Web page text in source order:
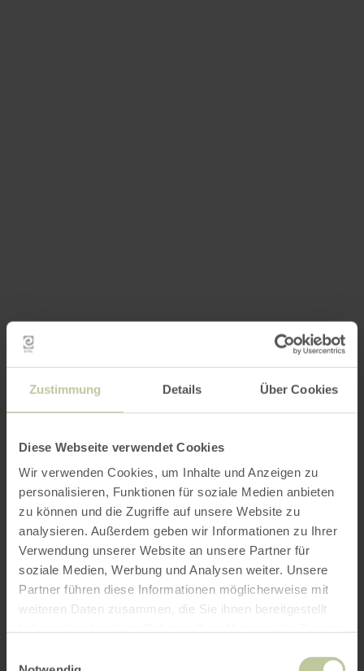
Zustimmung Details Über Cookies
Diese Webseite verwendet Cookies
Wir verwenden Cookies, um Inhalte und Anzeigen zu
personalisieren, Funktionen für soziale Medien anbieten
zu können und die Zugriffe auf unsere Website zu
analysieren. Außerdem geben wir Informationen zu Ihrer
Verwendung unserer Website an unsere Partner für
soziale Medien, Werbung und Analysen weiter. Unsere
Partner führen diese Informationen möglicherweise mit
weiteren Daten zusammen, die Sie ihnen bereitgestellt